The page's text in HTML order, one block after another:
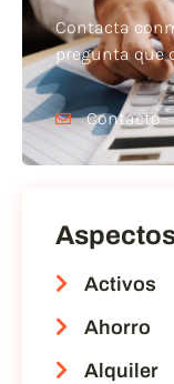
Contacta
pregunta que
Contacto
Activos
Ahorro
Alquiler